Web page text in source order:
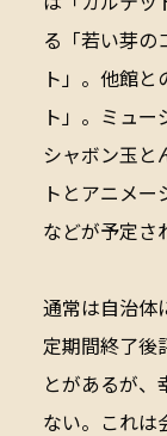
る「若い芽の
ト」。他館
ト」。ミュ
シャボン玉と
トとアニメー
などが予定さ
通常は自治体
定期間終了後
とがあるが、
ない。これは